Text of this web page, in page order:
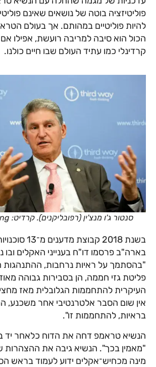
פוליטיזציה בוטה של נושאים שאינם
להיות פוליטיים במהותם. אך בעולם
הכול הוא סיבה למריבה רועשת, אפילו
קרדינלי כמו עתיד העולם שבו חיים כולנו.
סנטור ג'ו מנצ'ין (רפובליקנים). קרדיט: Ralph Alswang
בשנת 2018
בארה"ב פרסמו דו"ח בענייני האקלים ובו
"בהסתמך על ראיות נרחבות, ההתנהגות
פליטת גזי חממה, הן בסבירות גבוהה
אין שום הסבר אלטרנטיבי אחר משכנע,
בראיות, להתחממות זו".
הנשיא טראמפ דחה את הדוח כלאחר יד
"מאמין בכך". הנשיא גיבה את ההצהרות
מינה מכחיש־אקלים ידוע לעמוד בראש